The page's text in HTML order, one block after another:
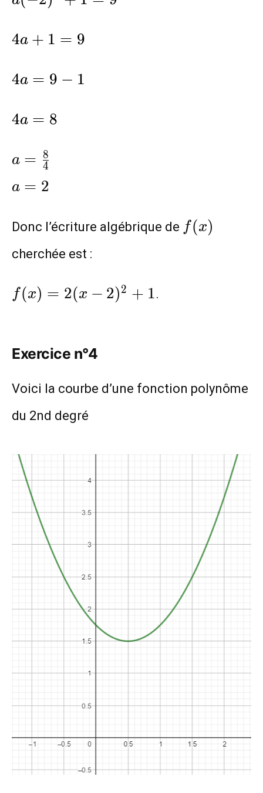
4a+1=9
4a + 1 = 9
4a=9-
4a = 9 − 1
4a=8
4a = 8
a=\frac{8}
{4}\\a=2
a = 4
8
a = 2
Donc l’écriture algébrique de f(x)
f (x)
cherchée est :
f(x)=2(x-
2)^2+1
f (x) = 2(x − 2)2 + 1.
Exercice n°4
Voici la courbe d’une fonction polynôme
du 2nd degré